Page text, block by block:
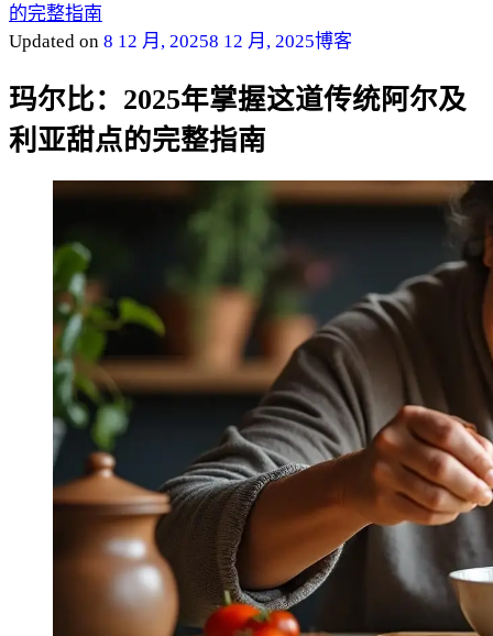
东
西
的完整指南
Updated on 8 12 月, 20258 12 月, 2025博客
玛尔比：2025年掌握这道传统阿尔及
利亚甜点的完整指南